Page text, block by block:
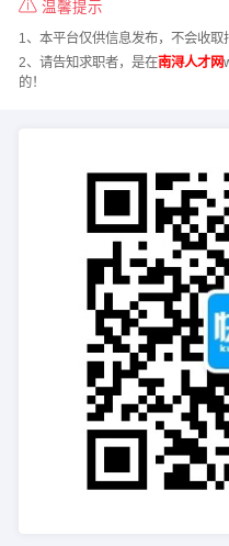
温馨提示
1、本平台仅供信息发布，不会收取
2、请告知求职者，是在南浔人才网
的！